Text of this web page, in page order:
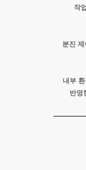
작
분진
내부
반영